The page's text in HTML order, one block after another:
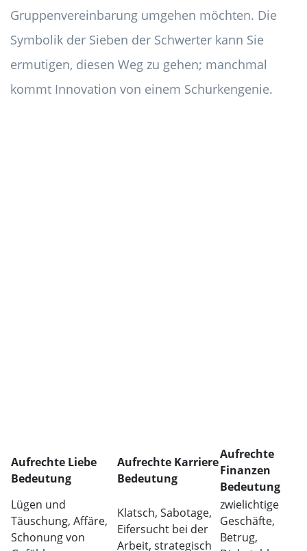
Gruppenvereinbarung umgehen möchten. Die
Symbolik der Sieben der Schwerter kann Sie
ermutigen, diesen Weg zu gehen; manchmal
kommt Innovation von einem Schurkengenie.
Aufrechte Liebe
Bedeutung
Aufrechte Karriere
Bedeutung
Aufrechte
Finanzen
Bedeutung
Lügen und
Täuschung, Affäre,
Schonung von
Klatsch, Sabotage,
Eifersucht bei der
Arbeit, strategisch
zwielichtige
Geschäfte,
Betrug,